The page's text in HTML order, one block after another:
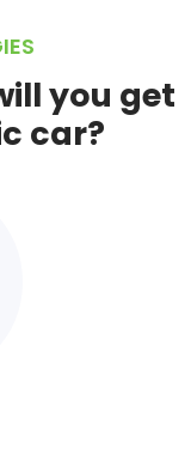
you get
car?